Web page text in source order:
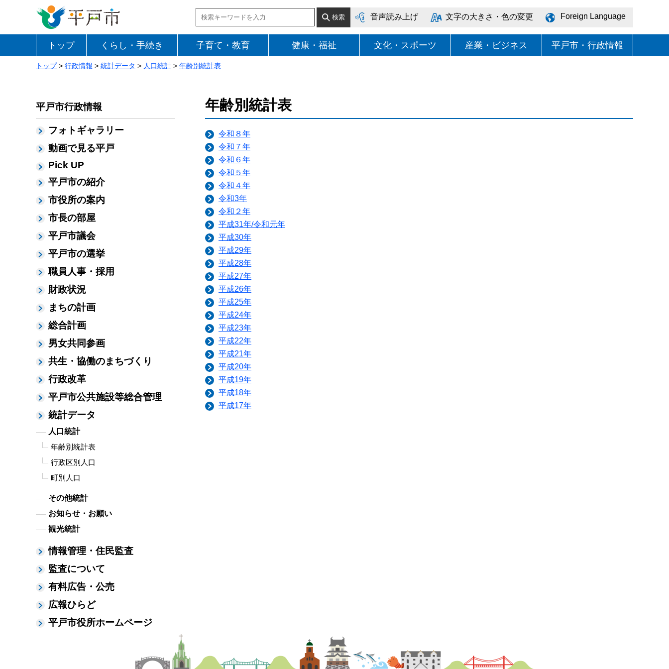
音声読み上げ 文字の大きさ・色の変更 Foreign Language
トップ くらし・手続き 子育て・教育 健康・福祉 文化・スポーツ 産業・ビジネス 平戸市・行政情報
トップ> 行政情報 > 統計データ > 人口統計 > 年齢別統計表
平戸市行政情報
フォトギャラリー
動画で見る平戸
Pick UP
平戸市の紹介
市役所の案内
市長の部屋
平戸市議会
平戸市の選挙
職員人事・採用
財政状況
まちの計画
総合計画
男女共同参画
共生・協働のまちづくり
行政改革
平戸市公共施設等総合管理
統計データ
人口統計
年齢別統計表
行政区別人口
町別人口
その他統計
お知らせ・お願い
観光統計
情報管理・住民監査
監査について
有料広告・公売
広報ひらど
平戸市役所ホームページ
年齢別統計表
令和８年
令和７年
令和６年
令和５年
令和４年
令和3年
令和２年
平成31年/令和元年
平成30年
平成29年
平成28年
平成27年
平成26年
平成25年
平成24年
平成23年
平成22年
平成21年
平成20年
平成19年
平成18年
平成17年